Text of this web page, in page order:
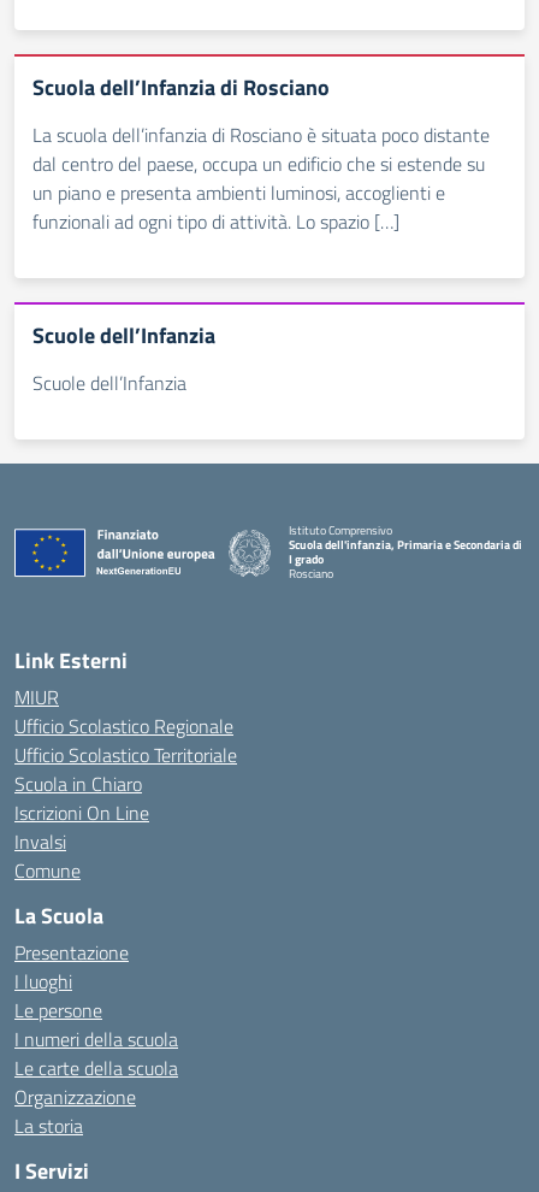
Scuola dell’Infanzia di Rosciano
La scuola dell’infanzia di Rosciano è situata poco distante
dal centro del paese, occupa un edificio che si estende su
un piano e presenta ambienti luminosi, accoglienti e
funzionali ad ogni tipo di attività. Lo spazio […]
Scuole dell’Infanzia
Scuole dell’Infanzia
Istituto Comprensivo
Scuola dell'infanzia, Primaria e Secondaria di
I grado
Rosciano
Link Esterni
MIUR
Ufficio Scolastico Regionale
Ufficio Scolastico Territoriale
Scuola in Chiaro
Iscrizioni On Line
Invalsi
Comune
La Scuola
Presentazione
I luoghi
Le persone
I numeri della scuola
Le carte della scuola
Organizzazione
La storia
I Servizi